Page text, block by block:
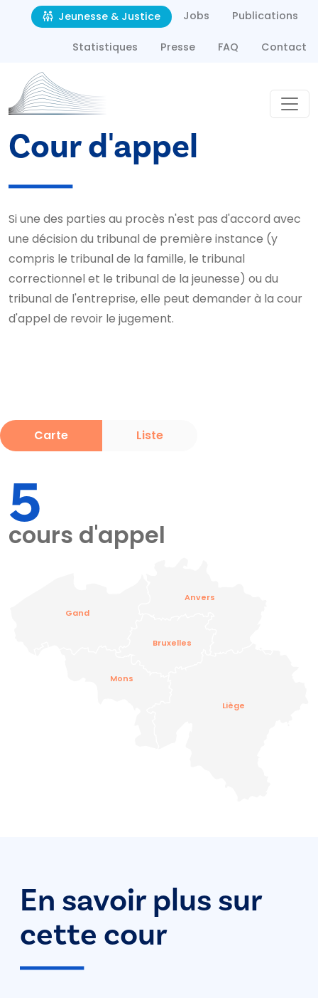
Aller au contenu principal
Second navigation
Jeunesse & Justice Jobs Publications
Statistiques Presse FAQ Contact
Cour d'appel
Si une des parties au procès n'est pas d'accord avec
une décision du tribunal de première instance (y
compris le tribunal de la famille, le tribunal
correctionnel et le tribunal de la jeunesse) ou du
tribunal de l'entreprise, elle peut demander à la cour
d'appel de revoir le jugement.
Carte Liste
5
cours d'appel
Gand
Anvers
Mons
Bruxelles
Liège
En savoir plus sur
cette cour